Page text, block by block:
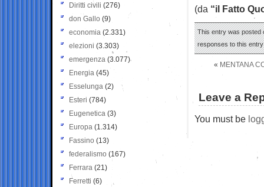
(da “il Fatto
This entry was posted
responses to this
« MENTANA
Leave a
You must be
Diritti civili (276)
don Gallo (9)
economia (2.331)
elezioni (3.303)
emergenza (3.077)
Energia (45)
Esselunga (2)
Esteri (784)
Eugenetica (3)
Europa (1.314)
Fassino (13)
federalismo (167)
Ferrara (21)
Ferretti (6)